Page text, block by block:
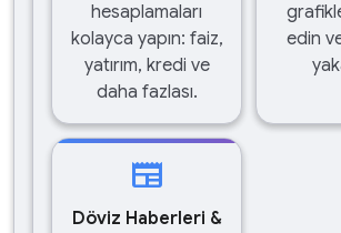
hesaplamaları
kolayca yapın: faiz,
yatırım, kredi ve
daha fazlası.
edin
newspaper
Döviz Haberleri &